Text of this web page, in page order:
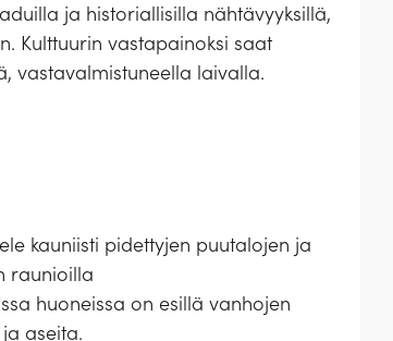
ja historiallisilla nähtävyyksillä,
Kulttuurin vastapainoksi saat
vastavalmistuneella laivalla.
kauniisti pidettyjen puutalojen ja
raunioilla
huoneissa on esillä vanhojen
aseita.